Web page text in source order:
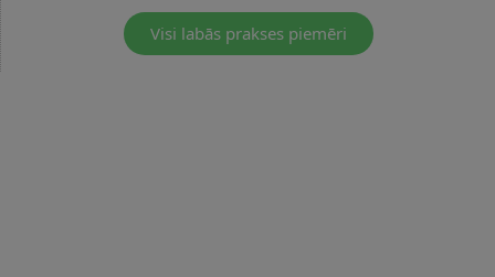
Visi labās prakses piemēri